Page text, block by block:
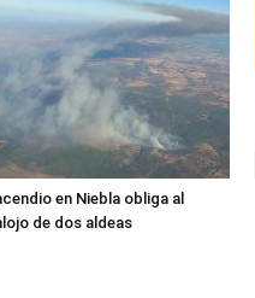
en Niebla obliga al
de dos aldeas